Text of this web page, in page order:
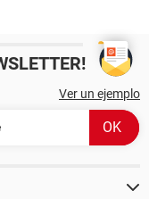
Ver un ejemplo